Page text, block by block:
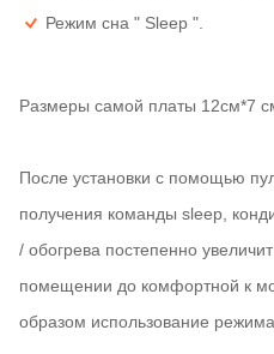
Режим сна " Sleep ".
Размеры самой платы 12см*7
После установки с помощью
получения команды sleep,
/ обогрева постепенно
помещении до комфортной к
образом использование